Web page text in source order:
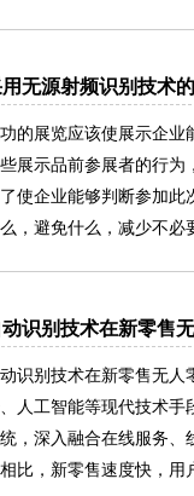
无源射频识别技术
的展览应该使展示企
展示品前参展者的行为
使企业能够判断参加
，避免什么，减少不必
动识别技术在新零售
识别技术在新零售无
人工智能等现代技术手
，深入融合在线服务
比，新零售速度快，用